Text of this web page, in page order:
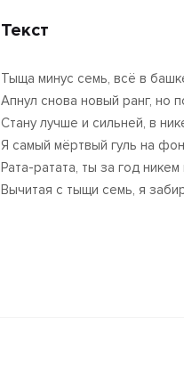
Текст
Тыща минус семь, всё в
Апнул снова новый ранг, но
Стану лучше и сильней, в
Я самый мёртвый гуль на
Рата-ратата, ты за год никем
Вычитая с тыщи семь, я